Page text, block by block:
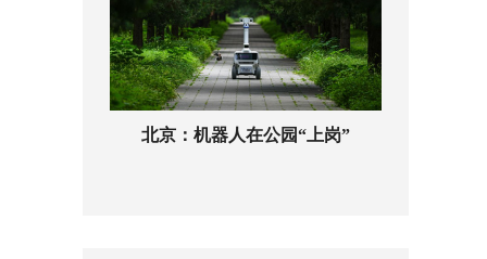
北京：机器人在公园“上岗”